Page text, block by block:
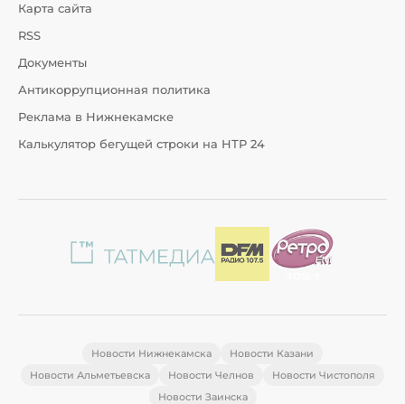
Карта сайта
RSS
Документы
Антикоррупционная политика
Реклама в Нижнекамске
Калькулятор бегущей строки на НТР 24
Новости Нижнекамска
Новости Казани
Новости Альметьевска
Новости Челнов
Новости Чистополя
Новости Заинска